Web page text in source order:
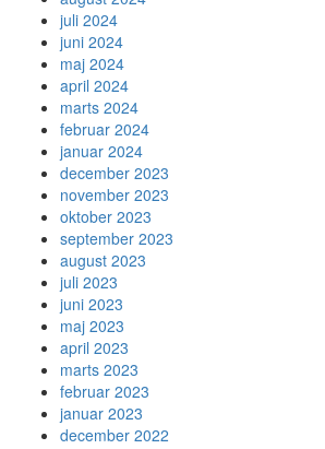
juli 2024
juni 2024
maj 2024
april 2024
marts 2024
februar 2024
januar 2024
december 2023
november 2023
oktober 2023
september 2023
august 2023
juli 2023
juni 2023
maj 2023
april 2023
marts 2023
februar 2023
januar 2023
december 2022